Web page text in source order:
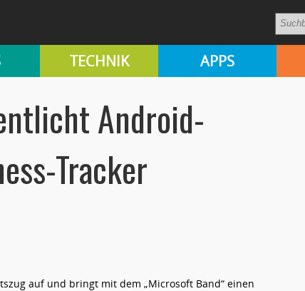
TECHNIK APPS
Android-
Tracker
auf und bringt mit dem „Microsoft Band“ einen